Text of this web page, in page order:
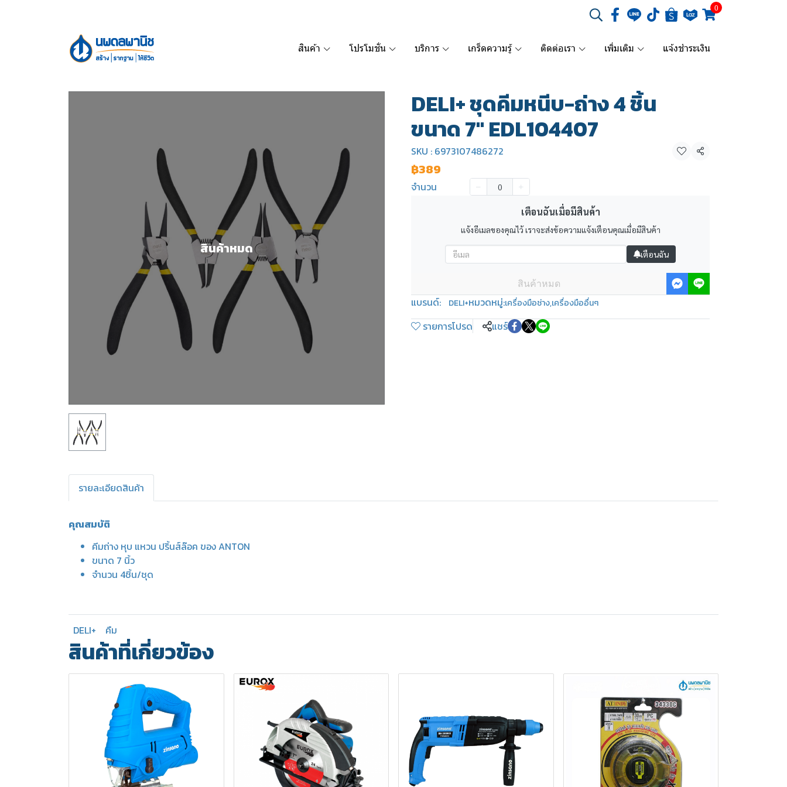
0
สินค้า โปรโมชั่น บริการ เกร็ดความรู้ ติดต่อเรา เพิ่มเติม แจ้งชำระเงิน
สินค้าหมด
DELI+ ชุดคีมหนีบ-ถ่าง 4 ชิ้น
ขนาด 7" EDL104407
SKU : 6973107486272 แชร์
฿389
จำนวน
เตือนฉันเมื่อมีสินค้า
แจ้งอีเมลของคุณไว้ เราจะส่งข้อความแจ้งเตือนคุณเมื่อมีสินค้า
เตือนฉัน
สินค้าหมด
แบรนด์: DELI+หมวดหมู่:เครื่องมือช่าง,เครื่องมืออื่นๆ
รายการโปรด แชร์
รายละเอียดสินค้า
คุณสมบัติ
คีมถ่าง หุบ แหวน ปริ้นส์ล๊อค ของ ANTON
ขนาด 7 นิ้ว
จำนวน 4ชิ้น/ชุด
DELI+ คืม
สินค้าที่เกี่ยวข้อง